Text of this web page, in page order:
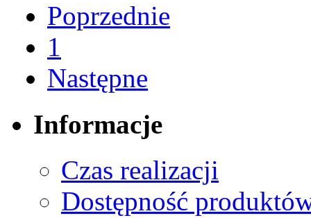
Poprzednie
1
Następne
Informacje
Czas realizacji
Dostępność